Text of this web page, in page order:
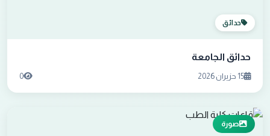
حدائق
حدائق الجامعة
15 حزيران 2026 0
صورة